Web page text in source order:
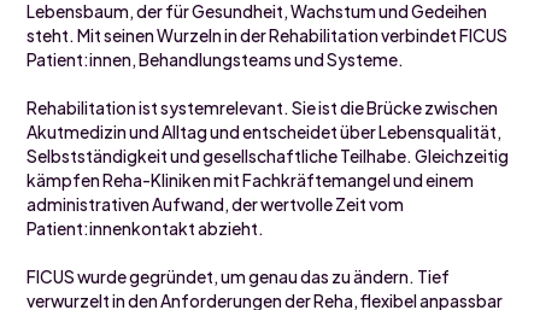
Lebensbaum, der für Gesundheit, Wachstum und Gedeihen
steht. Mit seinen Wurzeln in der Rehabilitation verbindet FICUS
Patient:innen, Behandlungsteams und Systeme.
Rehabilitation ist systemrelevant. Sie ist die Brücke zwischen
Akutmedizin und Alltag und entscheidet über Lebensqualität,
Selbstständigkeit und gesellschaftliche Teilhabe. Gleichzeitig
kämpfen Reha-Kliniken mit Fachkräftemangel und einem
administrativen Aufwand, der wertvolle Zeit vom
Patient:innenkontakt abzieht.
FICUS wurde gegründet, um genau das zu ändern. Tief
verwurzelt in den Anforderungen der Reha, flexibel anpassbar